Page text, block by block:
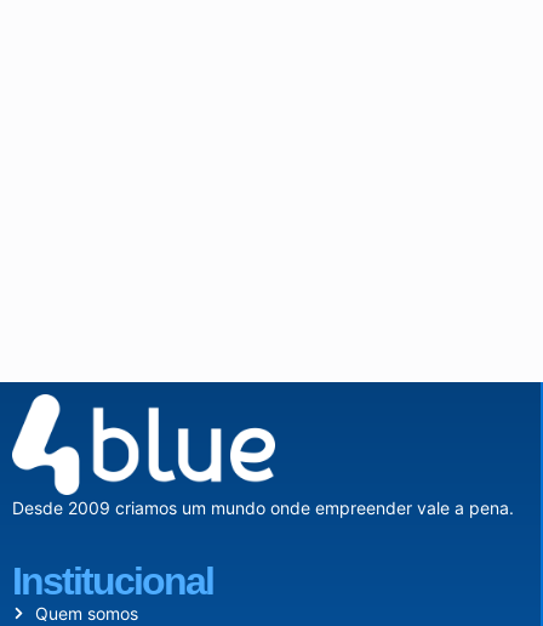
Desde 2009 criamos um mundo onde empreender vale a pena.
Institucional
Quem somos